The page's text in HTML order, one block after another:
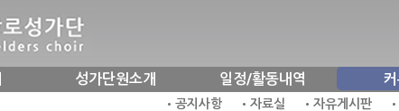
성가단원소개 일정/활동내역 커
•공지사항 •자료실 •자유게시판